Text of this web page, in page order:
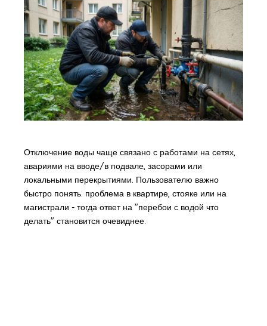
Отключение воды чаще связано с работами на сетях,
авариями на вводе/в подвале, засорами или
локальными перекрытиями. Пользователю важно
быстро понять: проблема в квартире, стояке или на
магистрали - тогда ответ на "перебои с водой что
делать" становится очевиднее.